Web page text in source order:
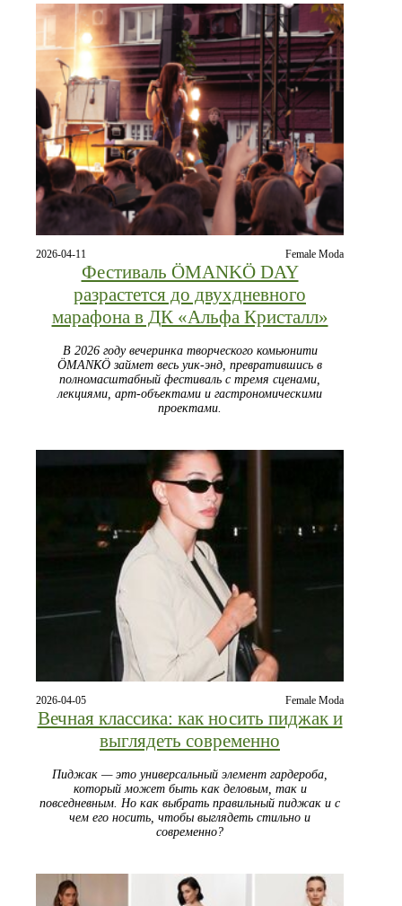
2026-04-11 Female Moda
Фестиваль ÖMANKÖ DAY
разрастется до двухдневного
марафона в ДК «Альфа Кристалл»
В 2026 году вечеринка творческого комьюнити
ÖMANKÖ займет весь уик-энд, превратившись в
полномасштабный фестиваль с тремя сценами,
лекциями, арт-объектами и гастрономическими
проектами.
2026-04-05 Female Moda
Вечная классика: как носить пиджак и
выглядеть современно
Пиджак — это универсальный элемент гардероба,
который может быть как деловым, так и
повседневным. Но как выбрать правильный пиджак и с
чем его носить, чтобы выглядеть стильно и
современно?